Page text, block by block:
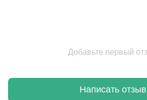
Добавьте первый
Написать отзыв